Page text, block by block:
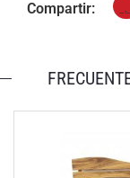
Compartir: